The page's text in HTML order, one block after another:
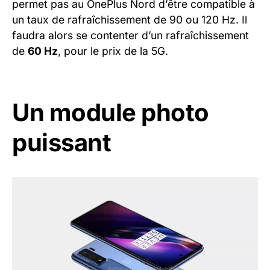
permet pas au OnePlus Nord d’être compatible à
un taux de rafraîchissement de 90 ou 120 Hz. Il
faudra alors se contenter d’un rafraîchissement
de 60 Hz, pour le prix de la 5G.
Un module photo
puissant